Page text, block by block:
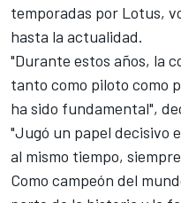
temporadas por Lotus,
hasta la actualidad.
"Durante estos años, la
tanto como piloto como
ha sido fundamental",
"Jugó un papel decisivo
al mismo tiempo,
Como campeón del